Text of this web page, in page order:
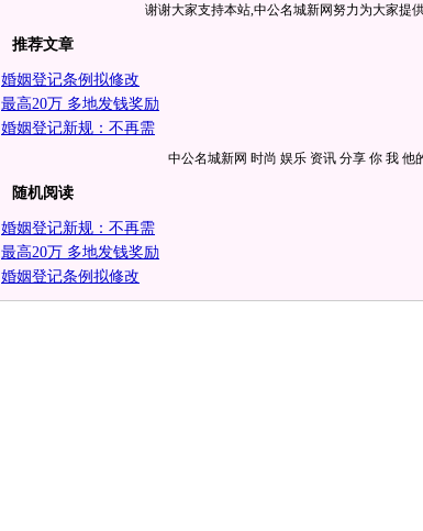
谢谢大家支持本站,中公名城新网努力为大家提
推荐文章
婚姻登记条例拟修改
最高20万 多地发钱奖励
婚姻登记新规：不再需
中公名城新网 时尚 娱乐 资讯 分享 你 我 他
随机阅读
婚姻登记新规：不再需
最高20万 多地发钱奖励
婚姻登记条例拟修改